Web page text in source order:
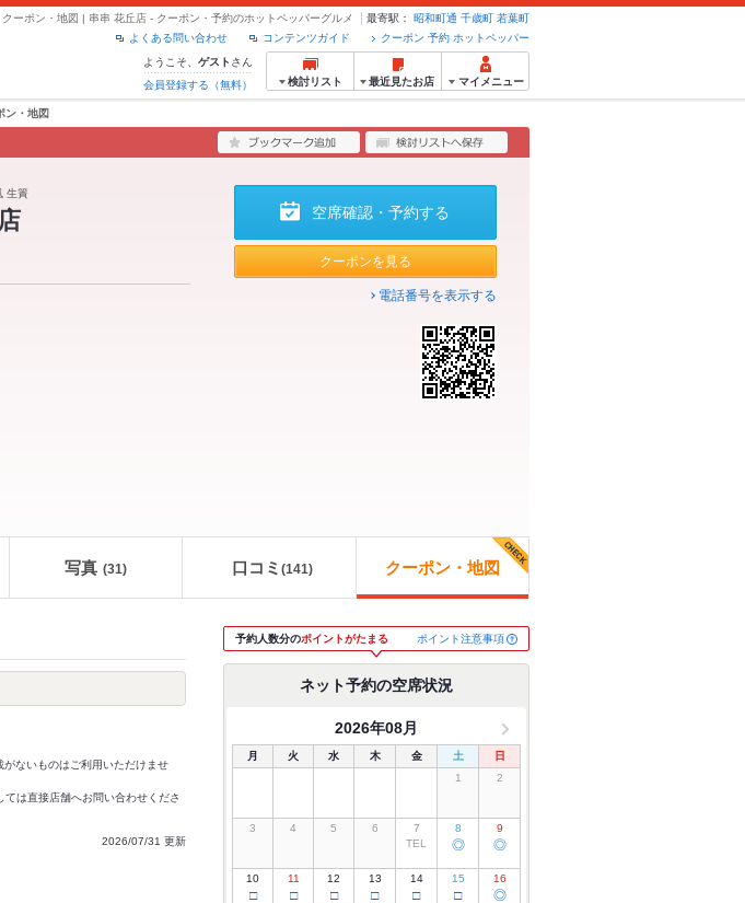
クーポン・地図 | 串串 花丘店 - クーポン・予約のホットペッパーグルメ 最寄駅： 昭和町通 千歳町 若葉町
クーポン 予約 ホットペッパー
コンテンツガイド
よくある問い合わせ
ようこそ、 ゲスト さん
会員登録する（無料）
検討リスト 最近見たお店 マイメニュー
ン・地図
生簀
空席確認・予約する
クーポンを見る
電話番号を表示する
写真 (31) 口コミ (141) クーポン・地図
ないものはご利用いただけませ
は直接店舗へお問い合わせくださ
2026/07/31 更新
予約人数分のポイントがたまる ポイント注意事項
ネット予約の空席状況
2026年08月
月 火 水 木 金 土
日
1
2
3 4 5 6
7
TEL
8
◎
9
◎
10
□
11
□
12
□
13
□
14
□
15
□
16
◎